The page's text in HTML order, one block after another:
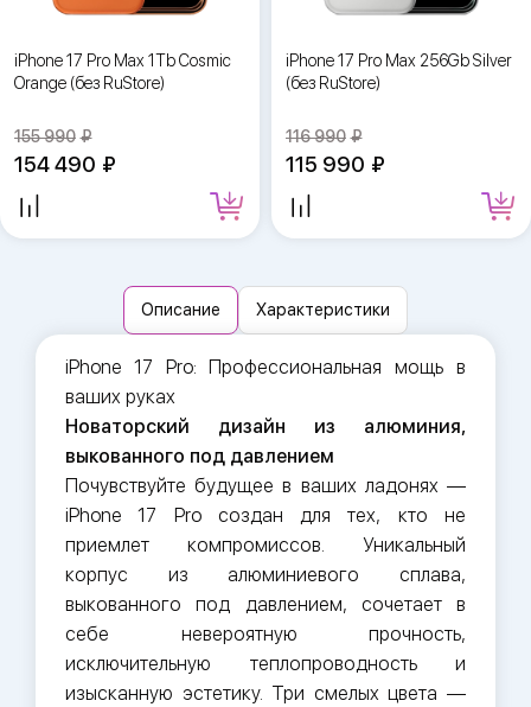
iPhone 17 Pro Max 1Tb Cosmic
Orange (без RuStore)
155 990
154 490
iPhone 17 Pro Max 256Gb Silver
(без RuStore)
116 990
115 990
Описание Характеристики
iPhone 17 Pro: Профессиональная мощь в
ваших руках
Новаторский дизайн из алюминия,
выкованного под давлением
Почувствуйте будущее в ваших ладонях —
iPhone 17 Pro создан для тех, кто не
приемлет компромиссов. Уникальный
корпус из алюминиевого сплава,
выкованного под давлением, сочетает в
себе невероятную прочность,
исключительную теплопроводность и
изысканную эстетику. Три смелых цвета —